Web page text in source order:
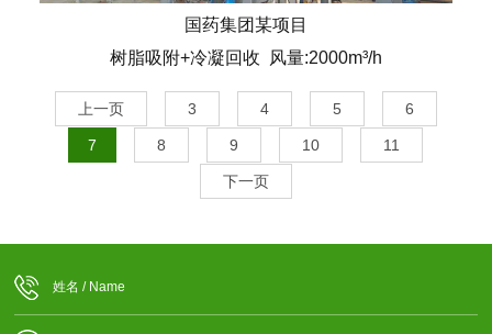
国药集团某项目
树脂吸附+冷凝回收 风量:2000m³/h
上一页 3 4 5 6
7 8 9 10 11
下一页